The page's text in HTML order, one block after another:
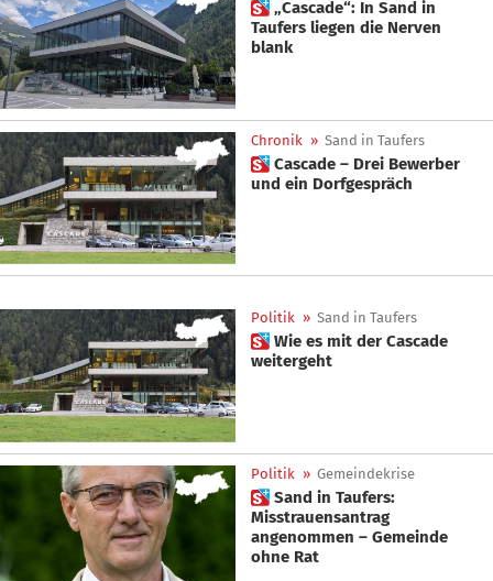
 „Cascade“: In Sand in
Taufers liegen die Nerven
blank
Chronik » Sand in Taufers
 Cascade – Drei Bewerber
und ein Dorfgespräch
Politik » Sand in Taufers
 Wie es mit der Cascade
weitergeht
Politik » Gemeindekrise
 Sand in Taufers:
Misstrauensantrag
angenommen – Gemeinde
ohne Rat